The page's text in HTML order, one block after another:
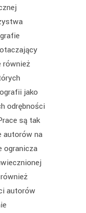
również
jako
odrębności
są tak
autorów na
ogranicza
autorów